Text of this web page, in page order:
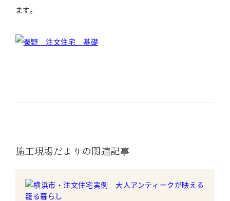
ます。
施工現場だよりの関連記事